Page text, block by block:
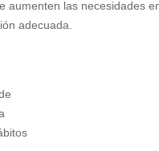
aumenten las necesidades
adecuada.